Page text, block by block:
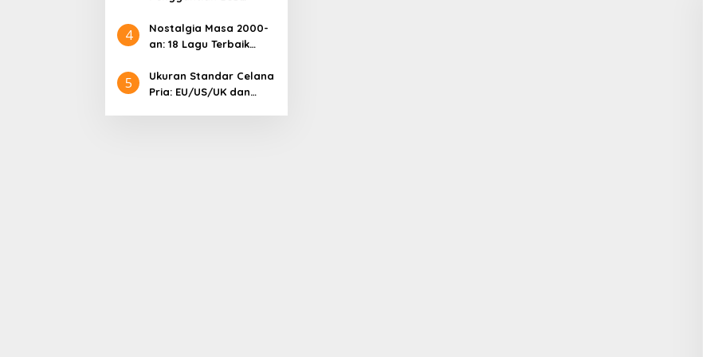
Lengkap dan Informasi
Terkini
4
Nostalgia Masa 2000-
an: 18 Lagu Terbaik
Menggetarkan Hati
5
Ukuran Standar Celana
Pria: EU/US/UK dan